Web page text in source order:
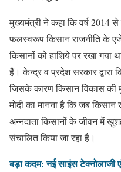
मुख्यमंत्री ने कहा कि वर्ष 2014 से
फलस्वरूप किसान राजनीति के
किसानों को हाशिये पर रखा
हैं। केन्द्र व प्रदेश सरकार
जिसके कारण किसान विकास की
मोदी का मानना है कि जब
अन्नदाता किसानों के जीवन में
संचालित किया जा रहा है।
बड़ा कदम: नई साइंस टेक्नोलाजी